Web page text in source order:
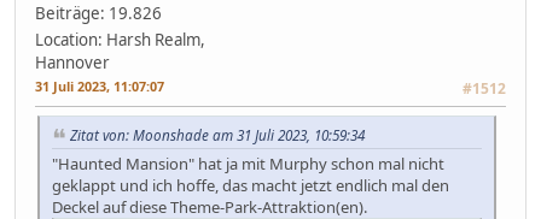
Beiträge: 19.826
Location: Harsh Realm,
Hannover
31 Juli 2023, 11:07:07 #1512
Zitat von: Moonshade am 31 Juli 2023, 10:59:34
"Haunted Mansion" hat ja mit Murphy schon mal nicht
geklappt und ich hoffe, das macht jetzt endlich mal den
Deckel auf diese Theme-Park-Attraktion(en).